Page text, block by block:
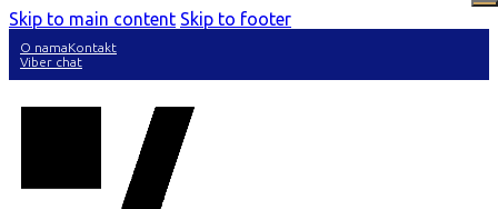
Skip to main content Skip to footer
O namaKontakt
Viber chat